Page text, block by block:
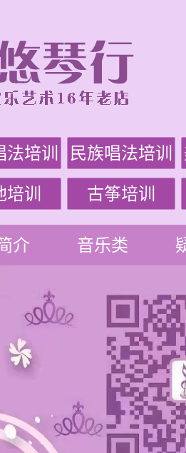
培训 民族唱法培训
训 古筝培训
介 音乐类